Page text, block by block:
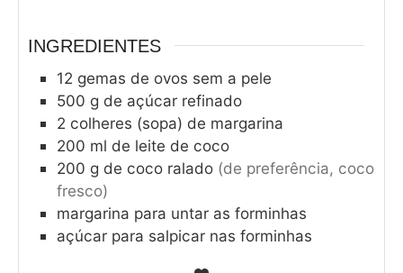
INGREDIENTES
12 gemas de ovos sem a pele
500 g de açúcar refinado
2 colheres (sopa) de margarina
200 ml de leite de coco
200 g de coco ralado (de preferência, coco
fresco)
margarina para untar as forminhas
açúcar para salpicar nas forminhas